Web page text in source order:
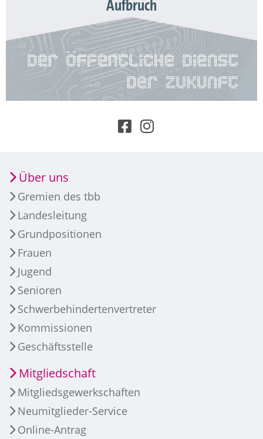
Aufbruch
Über uns
Gremien des tbb
Landesleitung
Grundpositionen
Frauen
Jugend
Senioren
Schwerbehindertenvertreter
Kommissionen
Geschäftsstelle
Mitgliedschaft
Mitgliedsgewerkschaften
Neumitglieder-Service
Online-Antrag